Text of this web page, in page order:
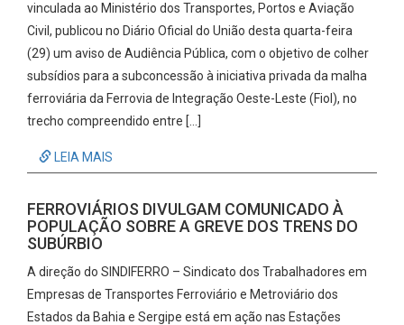
vinculada ao Ministério dos Transportes, Portos e Aviação
Civil, publicou no Diário Oficial do União desta quarta-feira
(29) um aviso de Audiência Pública, com o objetivo de colher
subsídios para a subconcessão à iniciativa privada da malha
ferroviária da Ferrovia de Integração Oeste-Leste (Fiol), no
trecho compreendido entre […]
LEIA MAIS
FERROVIÁRIOS DIVULGAM COMUNICADO À
POPULAÇÃO SOBRE A GREVE DOS TRENS DO
SUBÚRBIO
A direção do SINDIFERRO – Sindicato dos Trabalhadores em
Empresas de Transportes Ferroviário e Metroviário dos
Estados da Bahia e Sergipe está em ação nas Estações